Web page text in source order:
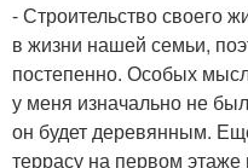
- Строительство своего
в жизни нашей семьи,
постепенно. Особых
у меня изначально не
он будет деревянным.
террасу на первом